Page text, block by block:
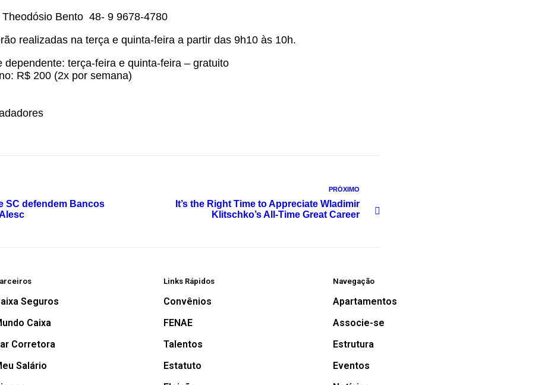
Bento 48- 9 9678-4780
realizadas na terça e quinta-feira a partir das 9h10 às 10h.
dependente: terça-feira e quinta-feira – gratuito
R$ 200 (2x por semana)
SC defendem Bancos
PRÓXIMO
It’s the Right Time to Appreciate Wladimir
Klitschko’s All-Time Great Career
Seguros
Caixa
Corretora
Salário
Links Rápidos
Convênios
FENAE
Talentos
Estatuto
Navegação
Apartamentos
Associe-se
Estrutura
Eventos